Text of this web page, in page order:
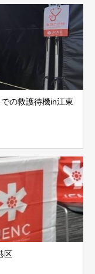
の救護待機in江東
区